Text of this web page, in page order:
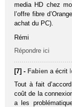
media HD chez
l’offre fibre
achat du PC).
Rémi
Répondre ici
[7] - Fabien a écrit
Tout à fait
coût de la
a les